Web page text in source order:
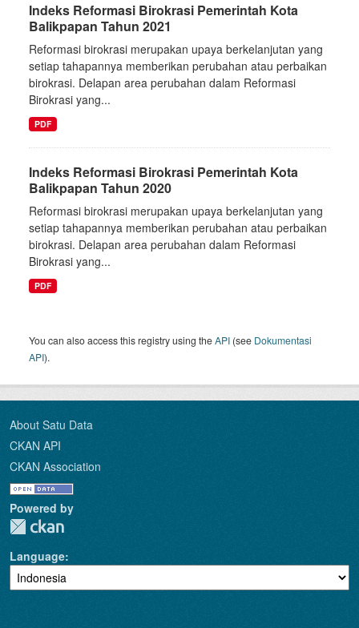
Indeks Reformasi Birokrasi Pemerintah Kota
Balikpapan Tahun 2021
Reformasi birokrasi merupakan upaya berkelanjutan yang
setiap tahapannya memberikan perubahan atau perbaikan
birokrasi. Delapan area perubahan dalam Reformasi
Birokrasi yang...
PDF
Indeks Reformasi Birokrasi Pemerintah Kota
Balikpapan Tahun 2020
Reformasi birokrasi merupakan upaya berkelanjutan yang
setiap tahapannya memberikan perubahan atau perbaikan
birokrasi. Delapan area perubahan dalam Reformasi
Birokrasi yang...
PDF
You can also access this registry using theAPI (see Dokumentasi
API).
About Satu Data
CKAN API
CKAN Association
Powered by
Language